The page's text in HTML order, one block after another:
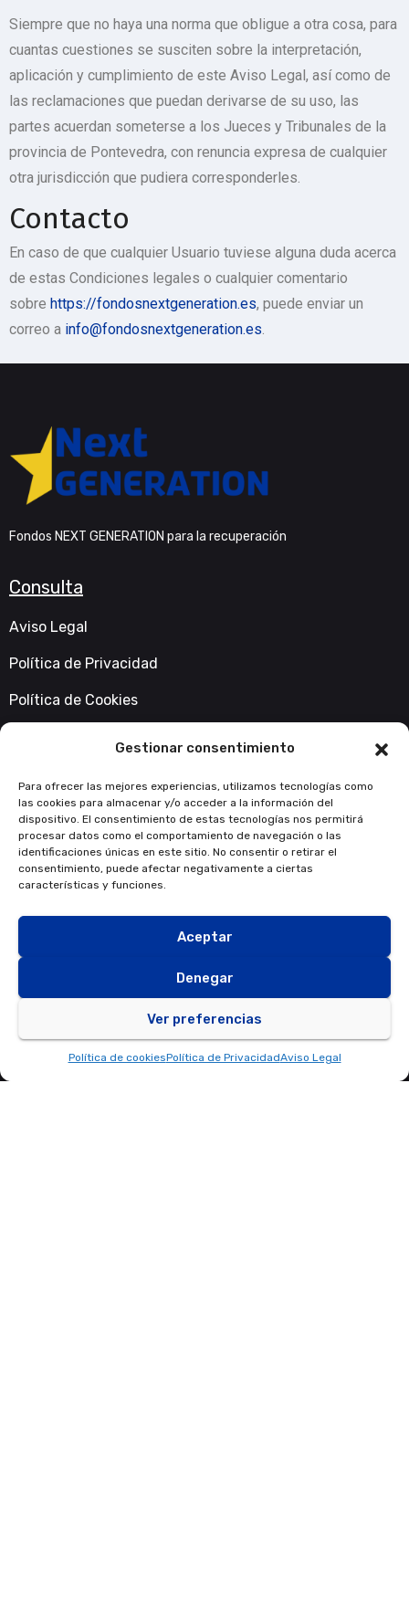
Gestionar consentimiento
Para ofrecer las mejores experiencias, utilizamos tecnologías como
las cookies para almacenar y/o acceder a la información del
dispositivo. El consentimiento de estas tecnologías nos permitirá
procesar datos como el comportamiento de navegación o las
identificaciones únicas en este sitio. No consentir o retirar el
consentimiento, puede afectar negativamente a ciertas
características y funciones.
Aceptar
Denegar
Ver preferencias
Política de cookiesPolítica de PrivacidadAviso Legal
Siempre que no haya una norma que obligue a otra cosa, para
cuantas cuestiones se susciten sobre la interpretación,
aplicación y cumplimiento de este Aviso Legal, así como de
las reclamaciones que puedan derivarse de su uso, las
partes acuerdan someterse a los Jueces y Tribunales de la
provincia de Pontevedra, con renuncia expresa de cualquier
otra jurisdicción que pudiera corresponderles.
Contacto
En caso de que cualquier Usuario tuviese alguna duda acerca
de estas Condiciones legales o cualquier comentario
sobre https://fondosnextgeneration.es, puede enviar un
correo a info@fondosnextgeneration.es.
Fondos NEXT GENERATION para la recuperación
Consulta
Aviso Legal
Política de Privacidad
Política de Cookies
Contacta con nosotros
info@fondosnextgeneration.es